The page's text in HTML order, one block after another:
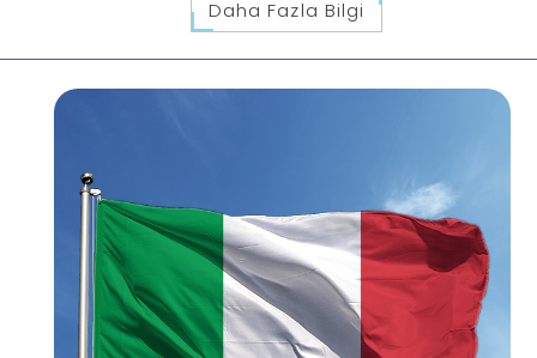
Daha Fazla Bilgi